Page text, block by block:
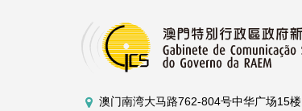
澳门南湾大马路762-804号中华广场15楼